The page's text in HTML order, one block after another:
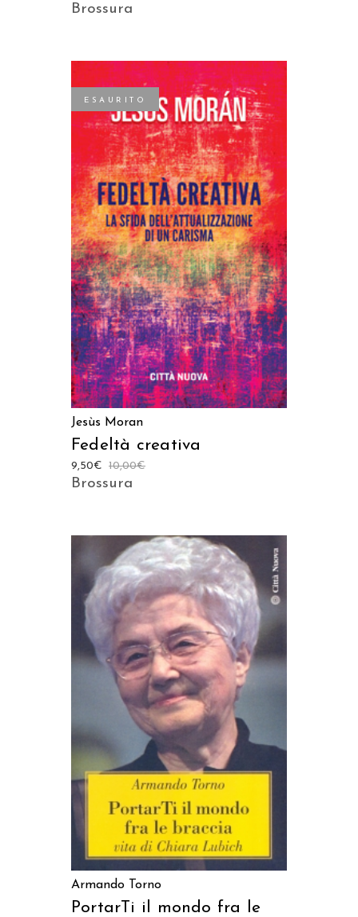
Brossura
ESAURITO
LEGGI TUTTO
Jesùs Moran
Fedeltà creativa
10,00€
9,50€
Brossura
AGGIUNGI AL CARRELLO
Armando Torno
PortarTi il mondo fra le